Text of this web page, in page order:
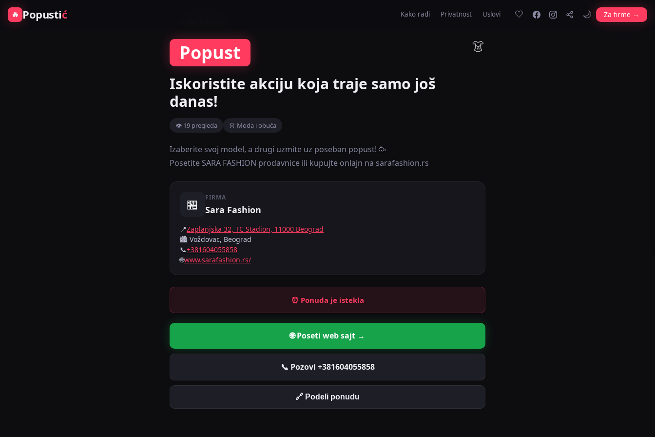
🔥 Popustić Kako radi Privatnost Uslovi 🤍 🌙 Za firme →
Popust 👗
Iskoristite akciju koja traje samo još
danas!
👁 19 pregleda 👗 Moda i obuća
Izaberite svoj model, a drugi uzmite uz poseban popust! 🥳
Posetite SARA FASHION prodavnice ili kupujte onlajn na sarafashion.rs
🏪 FIRMA
Sara Fashion
📍Zaplanjska 32, TC Stadion, 11000 Beograd
🏙️ Voždovac, Beograd
📞+381604055858
🌐www.sarafashion.rs/
⏰ Ponuda je istekla
🌐 Poseti web sajt →
📞 Pozovi +381604055858
🔗 Podeli ponudu